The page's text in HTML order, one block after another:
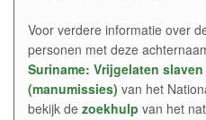
Voor verdere informatie over
personen met deze
Suriname: Vrijgelaten
(manumissies) van het
bekijk de zoekhulp van het